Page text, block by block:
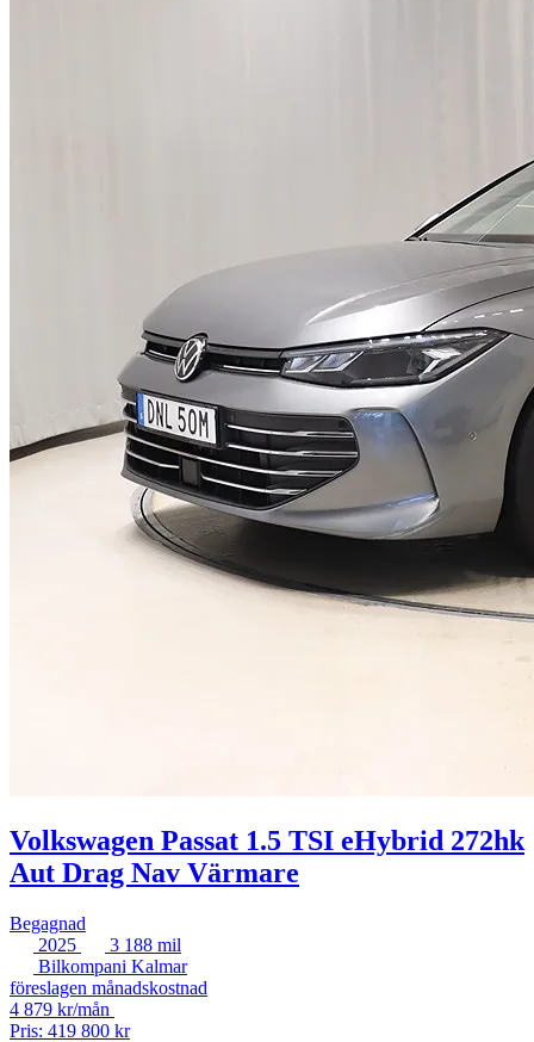
Volkswagen Passat 1.5 TSI eHybrid 272hk
Aut Drag Nav Värmare
Begagnad
2025
3 188 mil
Bilkompani Kalmar
föreslagen månadskostnad
4 879 kr/mån
Pris: 419 800 kr